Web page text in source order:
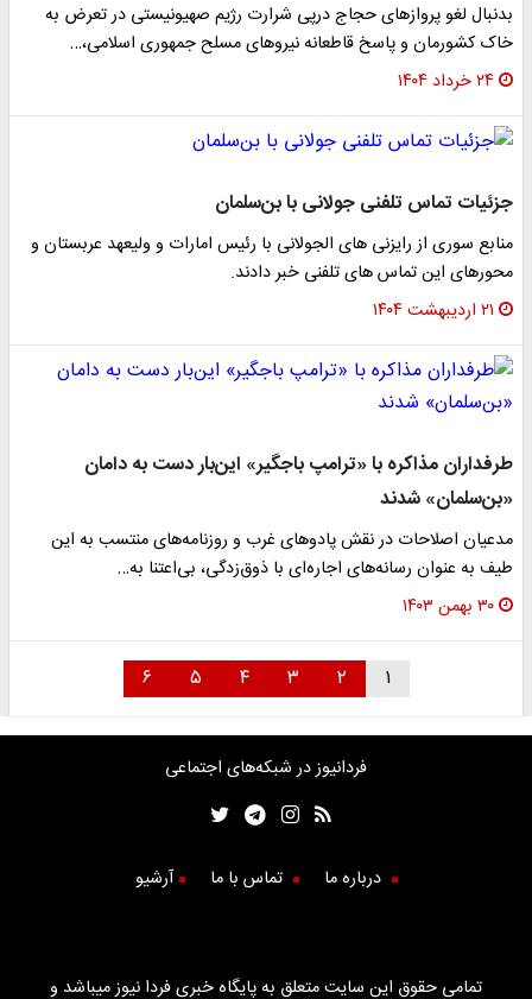
بدنبال لغو پروازهای حجاج درپی شرارت رژیم صهیونیستی در تعرض به
خاک کشورمان و پاسخ قاطعانه نیروهای مسلح جمهوری اسلامی،…
۲۴ خرداد ۱۴۰۴
جزئیات تماس تلفنی جولانی با بن‌سلمان
منابع سوری از رایزنی های الجولانی با رئیس امارات و ولیعهد عربستان و
محورهای این تماس های تلفنی خبر دادند.
۲۱ اردیبهشت ۱۴۰۴
طرفداران مذاکره با «ترامپ باجگیر» این‌بار دست به دامان
«بن‌سلمان» شدند
مدعیان اصلاحات در نقش پادوهای غرب و روزنامه‌های منتسب به این
طیف به عنوان رسانه‌های اجاره‌ای با ذوق‌زدگی، بی‌اعتنا به…
۳۰ بهمن ۱۴۰۳
۱ ۲ ۳ ۴ ۵ ۶
فردانیوز در شبکه‌های اجتماعی
درباره ما تماس با ما آرشیو
تمامی حقوق این سایت متعلق به پایگاه خبری فردا نیوز میباشد و